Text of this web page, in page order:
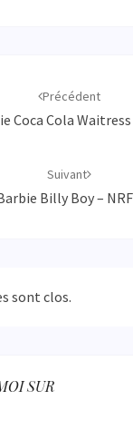
Précédent
Coca Cola Waitress
Suivant
Billy Boy –
sont clos.
SUR